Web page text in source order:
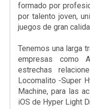
formado por
por talento joven,
juegos de gran
Tenemos una larga
empresas como
estrechas
Locomalito -Super
Machine, para las
iOS de Hyper Light